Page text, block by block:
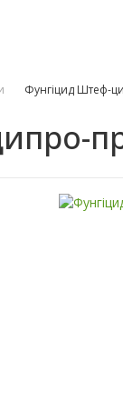
Фунгіцид Штеф-